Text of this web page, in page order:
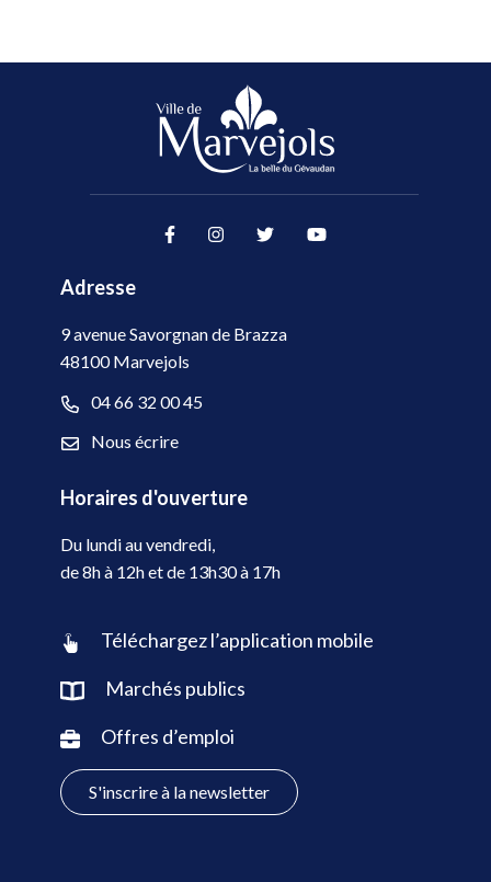
Lien vers le compte Facebook
Lien vers le compte
Lien vers le compte
Lien vers la
Adresse
9 avenue Savorgnan de Brazza
48100 Marvejols
04 66 32 00 45
Nous écrire
Horaires d'ouverture
Du lundi au vendredi,
de 8h à 12h et de 13h30 à 17h
Téléchargez l’application mobile
Marchés publics
Offres d’emploi
S'inscrire à la newsletter